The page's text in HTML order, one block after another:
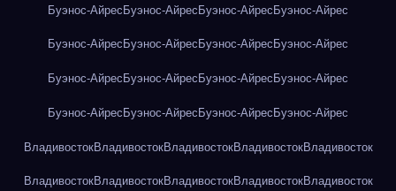
Буэнос-АйресБуэнос-АйресБуэнос-АйресБуэнос-Айрес
Буэнос-Айрес Буэнос-Айрес Буэнос-Айрес Буэнос-Айрес
Буэнос-Айрес Буэнос-Айрес Буэнос-Айрес Буэнос-Айрес
Буэнос-Айрес Буэнос-Айрес Буэнос-Айрес Буэнос-Айрес
ВладивостокВладивостокВладивостокВладивостокВладивосток
ВладивостокВладивостокВладивостокВладивостокВладивосток